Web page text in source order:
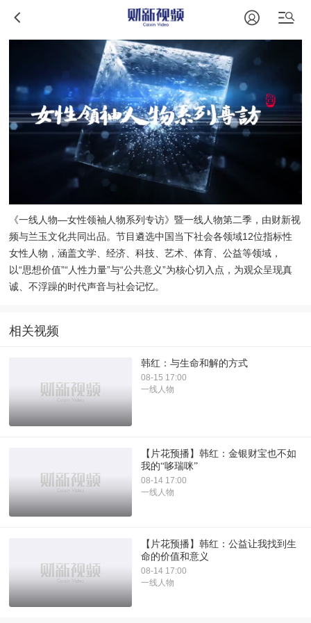
《一线人物—女性领袖人物系列专访》暨一线人物第二季，由财新视
频与兰玉文化共同出品。节目遴选中国当下社会各领域12位指标性
女性人物，涵盖文学、经济、科技、艺术、体育、公益等领域，
以“思想价值”“人性力量”与“公共意义”为核心切入点，为观众呈现真
诚、不浮躁的时代声音与社会记忆。
相关视频
韩红：与生命和解的方式
08-15 17:00
一线人物
【片花预播】韩红：金银财宝也不如
我的“哆瑞咪”
08-14 17:00
一线人物
【片花预播】韩红：公益让我找到生
命的价值和意义
08-14 17:00
一线人物